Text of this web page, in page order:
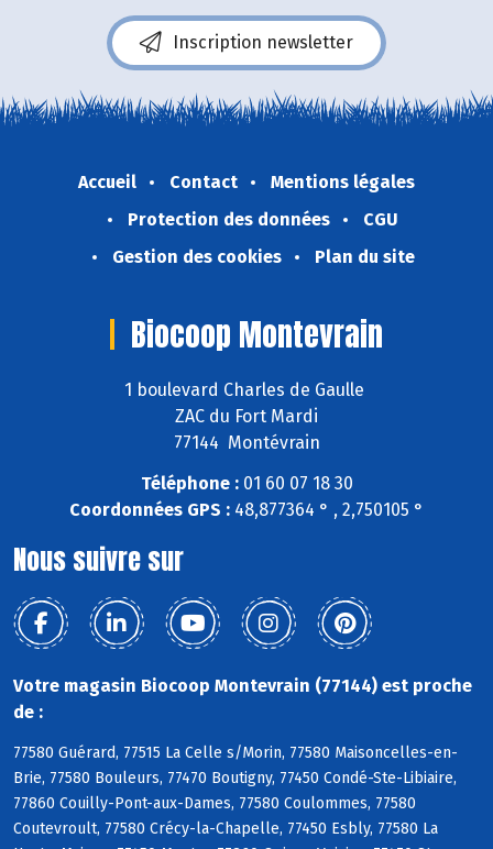
Inscription newsletter
Accueil Contact
Mentions légales
Protection des données
CGU
Gestion des cookies
Plan du site
Biocoop Montevrain
1 boulevard Charles de Gaulle
ZAC du Fort Mardi
77144 Montévrain
Téléphone :01 60 07 18 30
Coordonnées GPS : 48,877364 ° , 2,750105 °
Nous suivre sur
Votre magasin Biocoop Montevrain (77144) est proche
de :
77580 Guérard, 77515 La Celle s/Morin, 77580 Maisoncelles-en-
Brie, 77580 Bouleurs, 77470 Boutigny, 77450 Condé-Ste-Libiaire,
77860 Couilly-Pont-aux-Dames, 77580 Coulommes, 77580
Coutevroult, 77580 Crécy-la-Chapelle, 77450 Esbly, 77580 La